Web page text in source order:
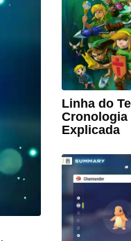
Linha do
Cronologia
Explicada